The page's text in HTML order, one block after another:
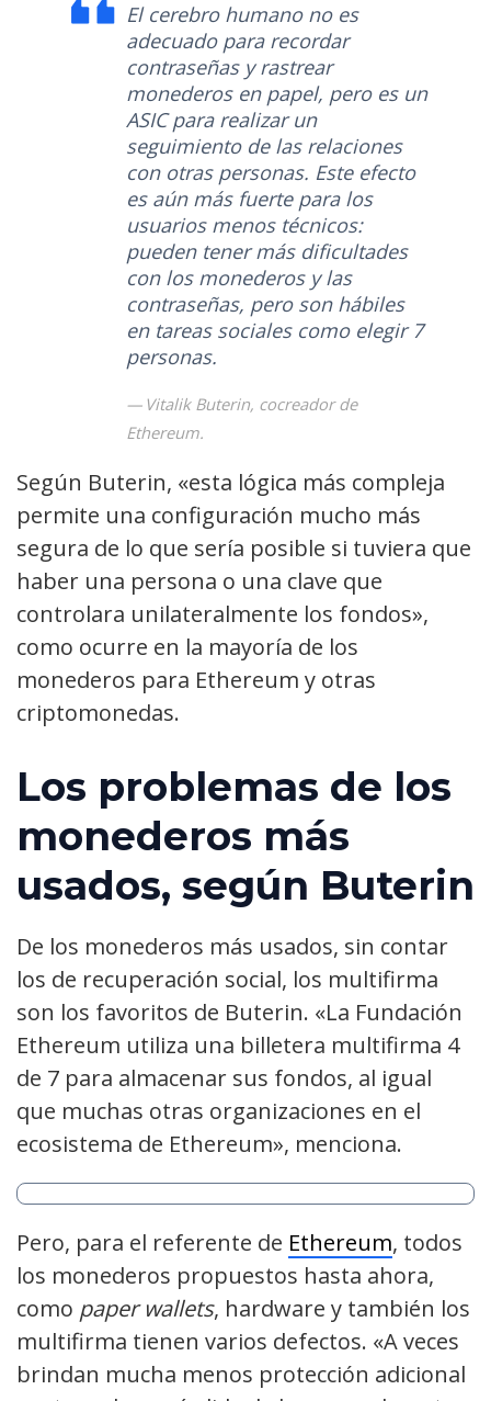
El cerebro humano no es
adecuado para recordar
contraseñas y rastrear
monederos en papel, pero es un
ASIC para realizar un
seguimiento de las relaciones
con otras personas. Este efecto
es aún más fuerte para los
usuarios menos técnicos:
pueden tener más dificultades
con los monederos y las
contraseñas, pero son hábiles
en tareas sociales como elegir 7
personas.
Vitalik Buterin, cocreador de
Ethereum.
Según Buterin, «esta lógica más compleja
permite una configuración mucho más
segura de lo que sería posible si tuviera que
haber una persona o una clave que
controlara unilateralmente los fondos»,
como ocurre en la mayoría de los
monederos para Ethereum y otras
criptomonedas.
Los problemas de los
monederos más
usados, según Buterin
De los monederos más usados, sin contar
los de recuperación social, los multifirma
son los favoritos de Buterin. «La Fundación
Ethereum utiliza una billetera multifirma 4
de 7 para almacenar sus fondos, al igual
que muchas otras organizaciones en el
ecosistema de Ethereum», menciona.
Pero, para el referente de Ethereum, todos
los monederos propuestos hasta ahora,
como paper wallets, hardware y también los
multifirma tienen varios defectos. «A veces
brindan mucha menos protección adicional